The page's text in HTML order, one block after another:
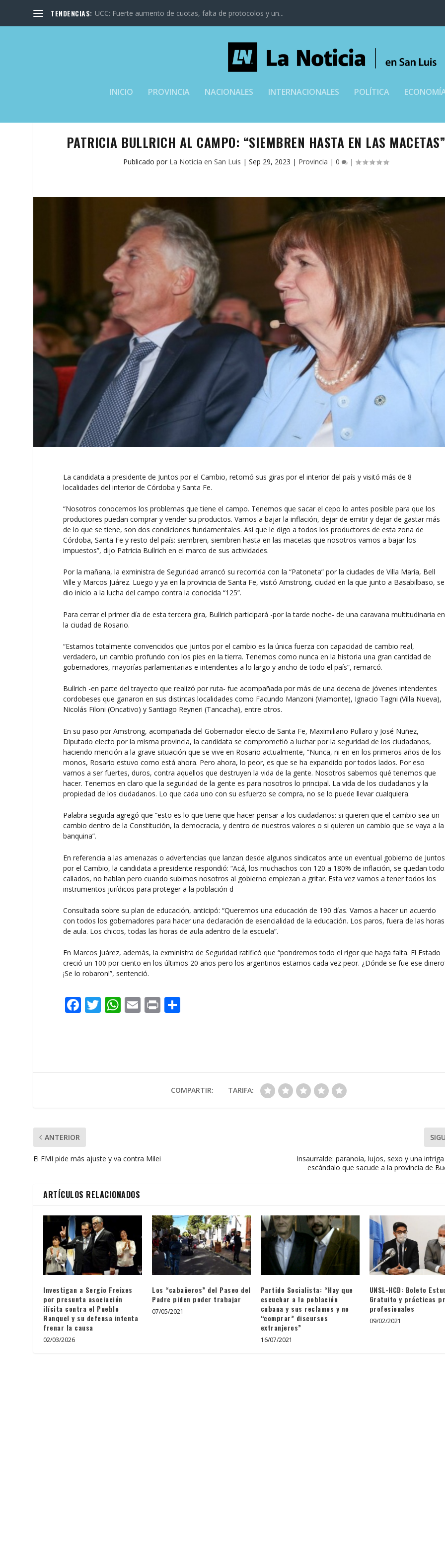
TENDENCIAS: UCC: Fuerte aumento de cuotas, falta de protocolos y un...
INICIO PROVINCIA NACIONALES INTERNACIONALES POLÍTICA
PATRICIA BULLRICH AL CAMPO: “SIEMBREN HASTA EN LAS MACETAS”
Publicado por La Noticia en San Luis | Sep 29, 2023 | Provincia | 0 |
La candidata a presidente de Juntos por el Cambio, retomó sus giras por el interior del país y visitó más de 8
localidades del interior de Córdoba y Santa Fe.
“Nosotros conocemos los problemas que tiene el campo. Tenemos que sacar el cepo lo antes posible para que los
productores puedan comprar y vender su productos. Vamos a bajar la inflación, dejar de emitir y dejar de gastar más
de lo que se tiene, son dos condiciones fundamentales. Así que le digo a todos los productores de esta zona de
Córdoba, Santa Fe y resto del país: siembren, siembren hasta en las macetas que nosotros vamos a bajar los
impuestos”, dijo Patricia Bullrich en el marco de sus actividades.
Por la mañana, la exministra de Seguridad arrancó su recorrida con la “Patoneta” por la ciudades de Villa María, Bell
Ville y Marcos Juárez. Luego y ya en la provincia de Santa Fe, visitó Amstrong, ciudad en la que junto a Basabilbaso, se
dio inicio a la lucha del campo contra la conocida “125”.
Para cerrar el primer día de esta tercera gira, Bullrich participará -por la tarde noche- de una caravana multitudinaria en
la ciudad de Rosario.
“Estamos totalmente convencidos que juntos por el cambio es la única fuerza con capacidad de cambio real,
verdadero, un cambio profundo con los pies en la tierra. Tenemos como nunca en la historia una gran cantidad de
gobernadores, mayorías parlamentarias e intendentes a lo largo y ancho de todo el país”, remarcó.
Bullrich -en parte del trayecto que realizó por ruta- fue acompañada por más de una decena de jóvenes intendentes
cordobeses que ganaron en sus distintas localidades como Facundo Manzoni (Viamonte), Ignacio Tagni (Villa Nueva),
Nicolás Filoni (Oncativo) y Santiago Reyneri (Tancacha), entre otros.
En su paso por Amstrong, acompañada del Gobernador electo de Santa Fe, Maximiliano Pullaro y José Nuñez,
Diputado electo por la misma provincia, la candidata se comprometió a luchar por la seguridad de los ciudadanos,
haciendo mención a la grave situación que se vive en Rosario actualmente, “Nunca, ni en en los primeros años de los
monos, Rosario estuvo como está ahora. Pero ahora, lo peor, es que se ha expandido por todos lados. Por eso
vamos a ser fuertes, duros, contra aquellos que destruyen la vida de la gente. Nosotros sabemos qué tenemos que
hacer. Tenemos en claro que la seguridad de la gente es para nosotros lo principal. La vida de los ciudadanos y la
propiedad de los ciudadanos. Lo que cada uno con su esfuerzo se compra, no se lo puede llevar cualquiera.
Palabra seguida agregó que “esto es lo que tiene que hacer pensar a los ciudadanos: si quieren que el cambio sea un
cambio dentro de la Constitución, la democracia, y dentro de nuestros valores o si quieren un cambio que se vaya a la
banquina”.
En referencia a las amenazas o advertencias que lanzan desde algunos sindicatos ante un eventual gobierno de Juntos
por el Cambio, la candidata a presidente respondió: “Acá, los muchachos con 120 a 180% de inflación, se quedan
callados, no hablan pero cuando subimos nosotros al gobierno empiezan a gritar. Esta vez vamos a tener todos los
instrumentos jurídicos para proteger a la población d
Consultada sobre su plan de educación, anticipó: “Queremos una educación de 190 días. Vamos a hacer un acuerdo
con todos los gobernadores para hacer una declaración de esencialidad de la educación. Los paros, fuera de las horas
de aula. Los chicos, todas las horas de aula adentro de la escuela”.
En Marcos Juárez, además, la exministra de Seguridad ratificó que “pondremos todo el rigor que haga falta. El Estado
creció un 100 por ciento en los últimos 20 años pero los argentinos estamos cada vez peor. ¿Dónde se fue ese
¡Se lo robaron!”, sentenció.
F
o
T W
A
E Pr
ar
ti
r
COMPARTIR: TARIFA:
ANTERIOR
El FMI pide más ajuste y va contra Milei
Insaurralde: paranoia, lujos, sexo y una
escándalo que sacude a la provincia de
ARTÍCULOS RELACIONADOS
Investigan a Sergio Freixes
por presunta asociación
ilícita contra el Pueblo
Ranquel y su defensa intenta
frenar la causa
02/03/2026
Los “cabañeros” del Paseo del
Padre piden poder trabajar
07/05/2021
Partido Socialista: “Hay que
escuchar a la población
cubana y sus reclamos y no
“comprar” discursos
extranjeros”
16/07/2021
UNSL-HCD: Boleto
Gratuito y prácticas
profesionales
09/02/2021